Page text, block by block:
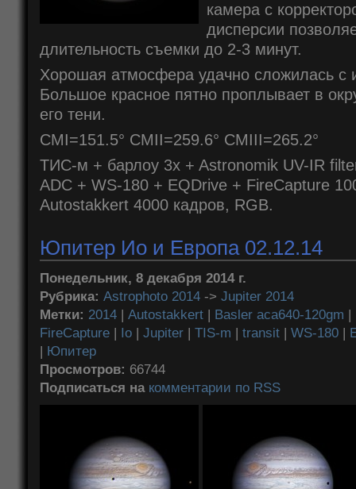
камера с
дисперсии
длительность съемки до 2-3 минут.
Хорошая атмосфера удачно сложилась с
Большое красное пятно проплывает в
его тени.
CMI=151.5° CMII=259.6° CMIII=265.2°
ТИС-м + барлоу 3x + Astronomik UV-IR
ADC + WS-180 + EQDrive + FireCapture
Autostakkert 4000 кадров, RGB.
Юпитер Ио и Европа 02.12.14
Понедельник, 8 декабря 2014 г.
Рубрика: Astrophoto 2014 -> Jupiter 2014
Метки: 2014 | Autostakkert | Basler aca640-120gm |
FireCapture | Io | Jupiter | TIS-m | transit | WS-180 |
| Юпитер
Просмотров: 66744
Подписаться на комментарии по RSS